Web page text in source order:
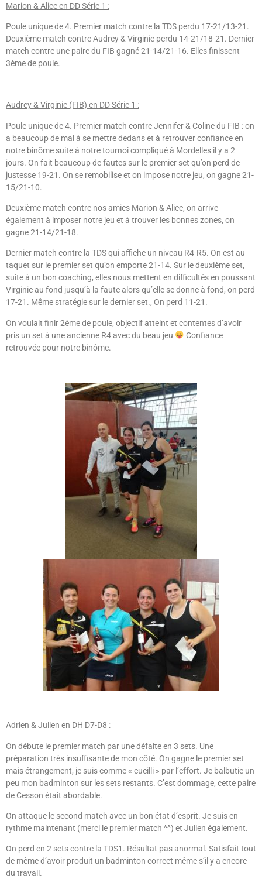
Marion & Alice en DD Série 1 :
Poule unique de 4. Premier match contre la TDS perdu 17-21/13-21.
Deuxième match contre Audrey & Virginie perdu 14-21/18-21. Dernier
match contre une paire du FIB gagné 21-14/21-16. Elles finissent
3èmede poule.
Audrey & Virginie (FIB) en DD Série 1 :
Poule unique de 4. Premier match contre Jennifer & Coline du FIB : on
a beaucoup de mal à se mettre dedans et à retrouver confiance en
notre binôme suite à notre tournoi compliqué à Mordelles il y a 2
jours. On fait beaucoup de fautes sur le premier set qu’on perd de
justesse 19-21. On se remobilise et on impose notre jeu, on gagne 21-
15/21-10.
Deuxième match contre nos amies Marion & Alice, on arrive
également à imposer notre jeu et à trouver les bonnes zones, on
gagne 21-14/21-18.
Dernier match contre la TDS qui affiche un niveau R4-R5. On est au
taquet sur le premier set qu’on emporte 21-14. Sur le deuxième set,
suite à un bon coaching, elles nous mettent en difficultés en poussant
Virginie au fond jusqu’à la faute alors qu’elle se donne à fond, on perd
17-21. Même stratégie sur le dernier set., On perd 11-21.
On voulait finir 2èmede poule, objectif atteint et contentes d’avoir
pris un set à une ancienne R4 avec du beau jeu
Confiance
retrouvée pour notre binôme.
Adrien & Julien en DH D7-D8 :
On débute le premier match par une défaite en 3 sets. Une
préparation très insuffisante de mon côté. On gagne le premier set
mais étrangement, je suis comme « cueilli » par l’effort. Je balbutie un
peu mon badminton sur les sets restants. C’est dommage, cette paire
de Cesson était abordable.
On attaque le second match avec un bon état d’esprit. Je suis en
rythme maintenant (merci le premier match ^^) et Julien également.
On perd en 2 sets contre la TDS1. Résultat pas anormal. Satisfait tout
de même d’avoir produit un badminton correct même s’il y a encore
du travail.